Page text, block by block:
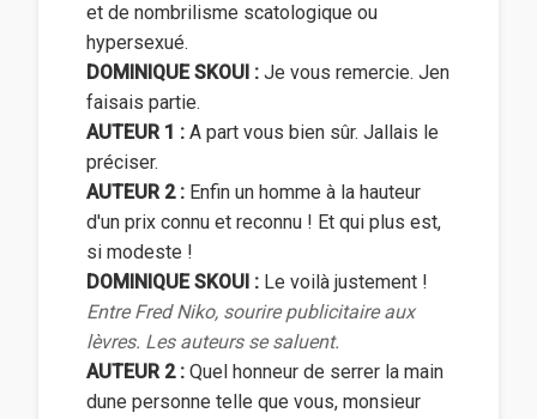
et de nombrilisme scatologique ou
hypersexué.
DOMINIQUE SKOUI : Je vous remercie. Jen
faisais partie.
AUTEUR 1 : A part vous bien sûr. Jallais le
préciser.
AUTEUR 2 : Enfin un homme à la hauteur
d'un prix connu et reconnu ! Et qui plus est,
si modeste !
DOMINIQUE SKOUI : Le voilà justement !
Entre Fred Niko, sourire publicitaire aux
lèvres. Les auteurs se saluent.
AUTEUR 2 : Quel honneur de serrer la main
dune personne telle que vous, monsieur